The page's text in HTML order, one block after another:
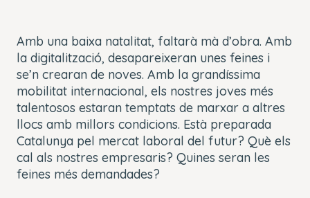
Amb una baixa natalitat, faltarà mà d’obra. Amb
la digitalització, desapareixeran unes feines i
se’n crearan de noves. Amb la grandíssima
mobilitat internacional, els nostres joves més
talentosos estaran temptats de marxar a altres
llocs amb millors condicions. Està preparada
Catalunya pel mercat laboral del futur? Què els
cal als nostres empresaris? Quines seran les
feines més demandades?